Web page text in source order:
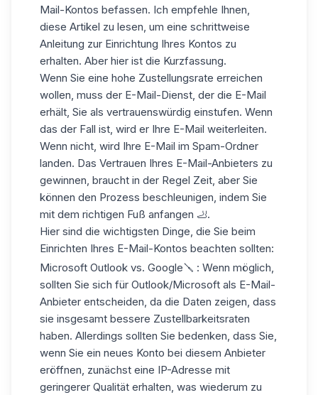
Mail-Kontos befassen. Ich empfehle Ihnen,
diese Artikel zu lesen, um eine schrittweise
Anleitung zur Einrichtung Ihres Kontos zu
erhalten. Aber hier ist die Kurzfassung.
Wenn Sie eine hohe Zustellungsrate erreichen
wollen, muss der E-Mail-Dienst, der die E-Mail
erhält, Sie als vertrauenswürdig einstufen. Wenn
das der Fall ist, wird er Ihre E-Mail weiterleiten.
Wenn nicht, wird Ihre E-Mail im Spam-Ordner
landen. Das Vertrauen Ihres E-Mail-Anbieters zu
gewinnen, braucht in der Regel Zeit, aber Sie
können den Prozess beschleunigen, indem Sie
mit dem richtigen Fuß anfangen 🦶.
Hier sind die wichtigsten Dinge, die Sie beim
Einrichten Ihres E-Mail-Kontos beachten sollten:
Microsoft Outlook vs. Google🪛 : Wenn möglich,
sollten Sie sich für Outlook/Microsoft als E-Mail-
Anbieter entscheiden, da die Daten zeigen, dass
sie insgesamt bessere Zustellbarkeitsraten
haben. Allerdings sollten Sie bedenken, dass Sie,
wenn Sie ein neues Konto bei diesem Anbieter
eröffnen, zunächst eine IP-Adresse mit
geringerer Qualität erhalten, was wiederum zu